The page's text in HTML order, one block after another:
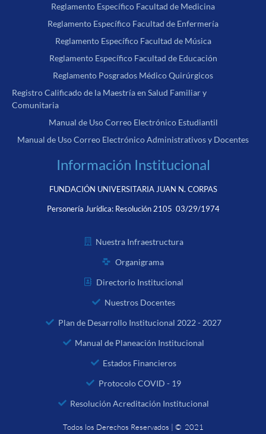
Reglamento Específico Facultad de Medicina
Reglamento Específico Facultad de Enfermería
Reglamento Específico Facultad de Música
Reglamento Específico Facultad de Educación
Reglamento Posgrados Médico Quirúrgicos
Registro Calificado de la Maestría en Salud Familiar y
Comunitaria
Manual de Uso Correo Electrónico Estudiantil
Manual de Uso Correo Electrónico Administrativos y Docentes
Información Institucional
FUNDACIÓN UNIVERSITARIA JUAN N. CORPAS
Personería Jurídica: Resolución 2105 03/29/1974
Nuestra Infraestructura
Organigrama
Directorio Institucional
Nuestros Docentes
Plan de Desarrollo Institucional 2022 - 2027
Manual de Planeación Institucional
Estados Financieros
Protocolo COVID - 19
Resolución Acreditación Institucional
Todos los Derechos Reservados | © 2021